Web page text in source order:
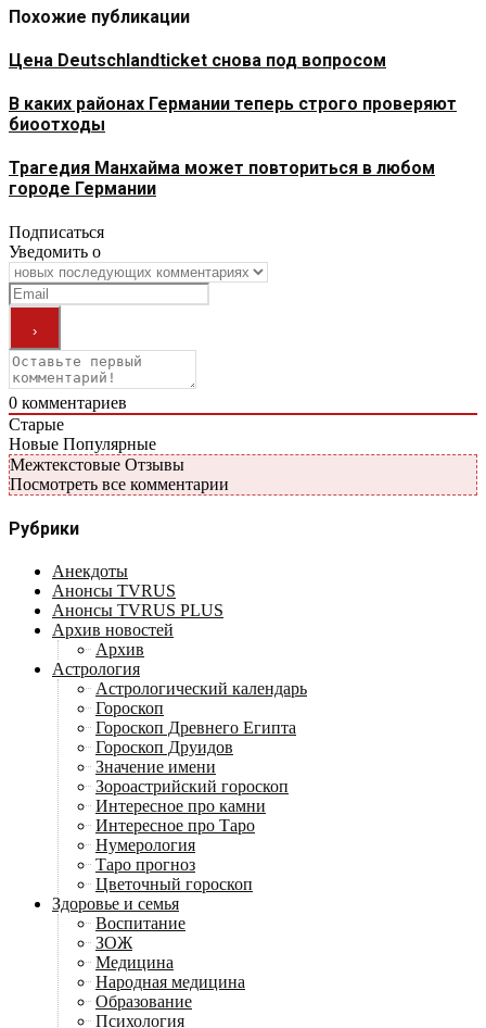
Похожие публикации
Цена Deutschlandticket снова под вопросом
В каких районах Германии теперь строго проверяют
биоотходы
Трагедия Манхайма может повториться в любом
городе Германии
Подписаться
Уведомить о
0 комментариев
Старые
Новые Популярные
Межтекстовые Отзывы
Посмотреть все комментарии
Рубрики
Анекдоты
Анонсы TVRUS
Анонсы TVRUS PLUS
Архив новостей
Архив
Астрология
Астрологический календарь
Гороскоп
Гороскоп Древнего Египта
Гороскоп Друидов
Значение имени
Зороастрийский гороскоп
Интересное про камни
Интересное про Таро
Нумерология
Таро прогноз
Цветочный гороскоп
Здоровье и семья
Воспитание
ЗОЖ
Медицина
Народная медицина
Образование
Психология